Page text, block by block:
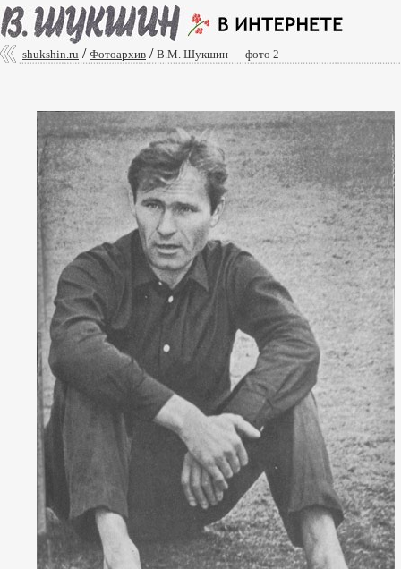
shukshin.ru / Фотоархив / В.М. Шукшин — фото 2